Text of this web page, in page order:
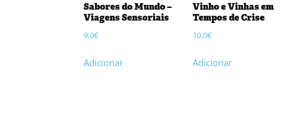
Sabores do Mundo –
Viagens Sensoriais
9,0€
Adicionar
Vinho e Vinhas em
Tempos de Crise
10,0€
Adicionar